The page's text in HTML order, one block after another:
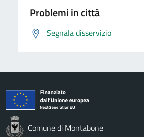
Problemi in città
Segnala disservizio
Comune di Montabone